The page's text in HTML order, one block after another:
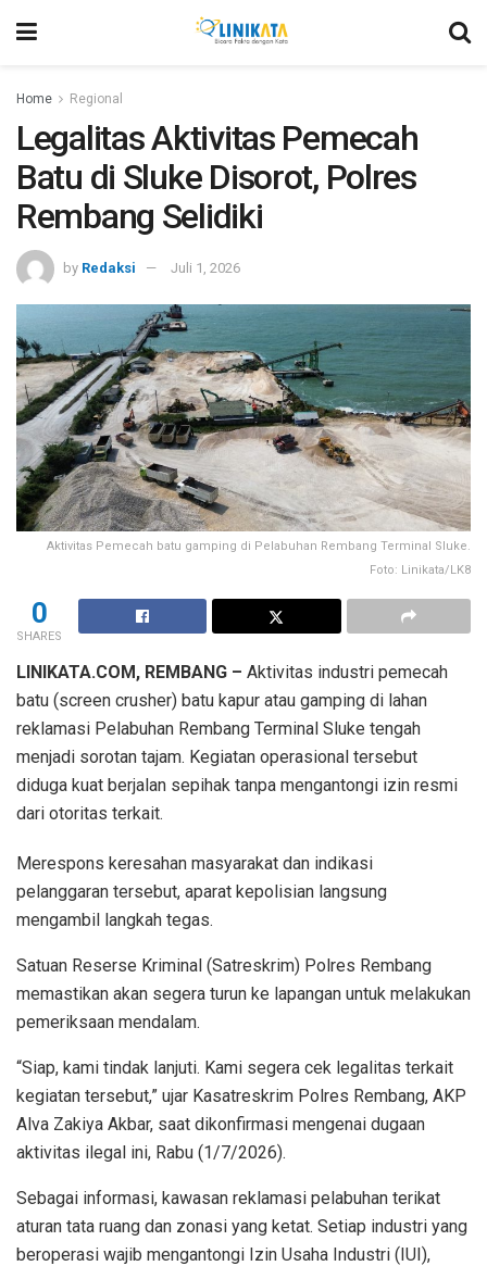
Home Regional
Legalitas Aktivitas Pemecah
Batu di Sluke Disorot, Polres
Rembang Selidiki
by Redaksi Juli 1, 2026
Aktivitas Pemecah batu gamping di Pelabuhan Rembang Terminal Sluke.
Foto: Linikata/LK8
0
SHARES
LINIKATA.COM, REMBANG – Aktivitas industri pemecah
batu (screen crusher) batu kapur atau gamping di lahan
reklamasi Pelabuhan Rembang Terminal Sluke tengah
menjadi sorotan tajam. Kegiatan operasional tersebut
diduga kuat berjalan sepihak tanpa mengantongi izin resmi
dari otoritas terkait.
Merespons keresahan masyarakat dan indikasi
pelanggaran tersebut, aparat kepolisian langsung
mengambil langkah tegas.
Satuan Reserse Kriminal (Satreskrim) Polres Rembang
memastikan akan segera turun ke lapangan untuk melakukan
pemeriksaan mendalam.
“Siap, kami tindak lanjuti. Kami segera cek legalitas terkait
kegiatan tersebut,” ujar Kasatreskrim Polres Rembang, AKP
Alva Zakiya Akbar, saat dikonfirmasi mengenai dugaan
aktivitas ilegal ini, Rabu (1/7/2026).
Sebagai informasi, kawasan reklamasi pelabuhan terikat
aturan tata ruang dan zonasi yang ketat. Setiap industri yang
beroperasi wajib mengantongi Izin Usaha Industri (IUI),